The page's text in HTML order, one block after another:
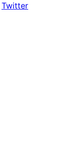
Twitter